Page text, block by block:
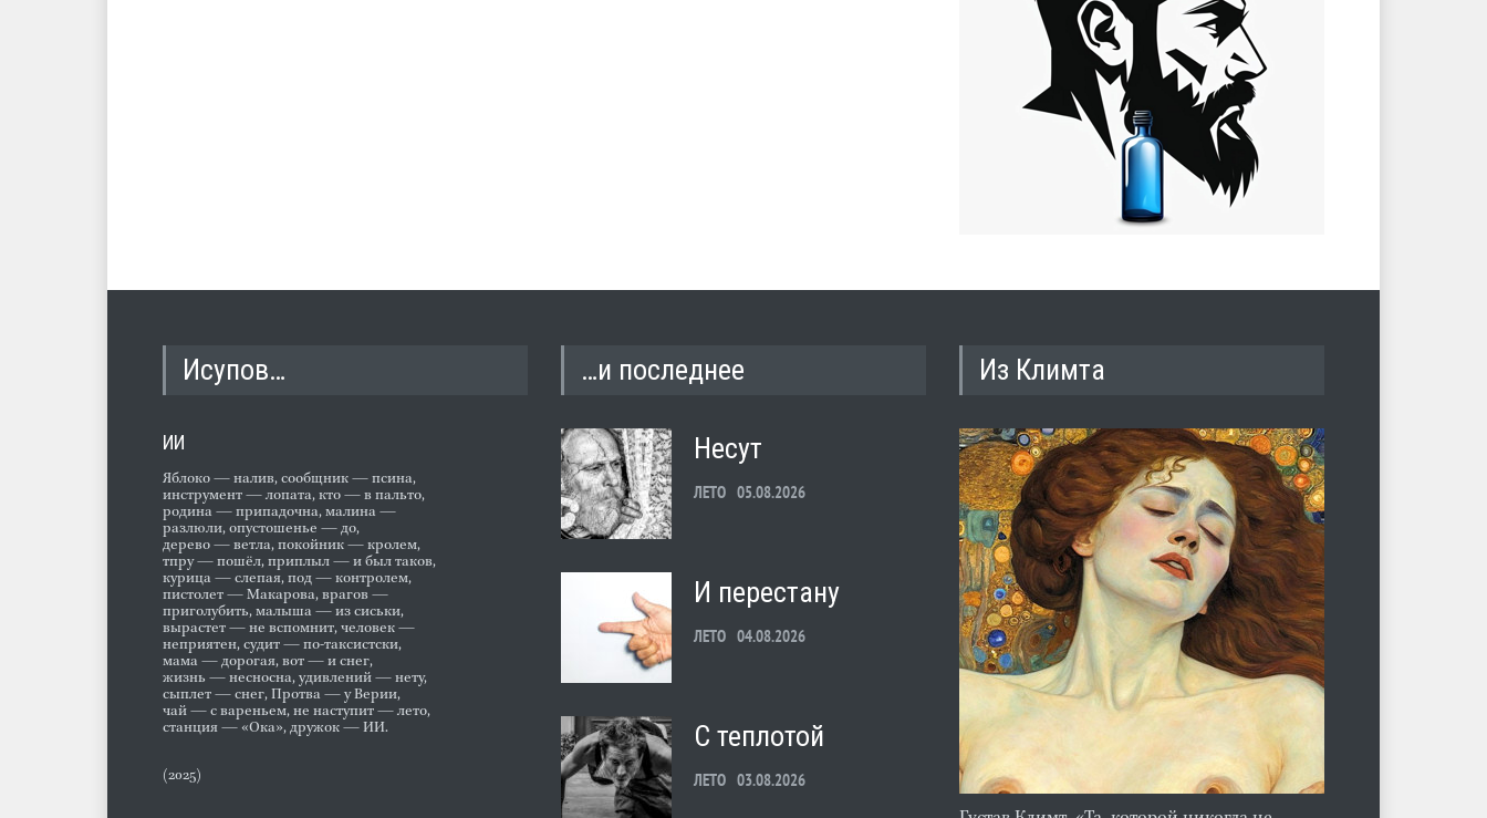
Исупов…
ИИ
Яблоко — налив, сообщник — псина,
инструмент — лопата, кто — в пальто,
родина — припадочна, малина —
разлюли, опустошенье — до,
дерево — ветла, покойник — кролем,
тпру — пошёл, приплыл — и был таков,
курица — слепая, под — контролем,
пистолет — Макарова, врагов —
приголубить, малыша — из сиськи,
вырастет — не вспомнит, человек —
неприятен, судит — по-таксистски,
мама — дорогая, вот — и снег,
жизнь — несносна, удивлений — нету,
сыплет — снег, Протва — у Верии,
чай — с вареньем, не наступит — лето,
станция — «Ока», дружок — ИИ.
(2025)
…и последнее
Несут
ЛЕТО 05.08.2026
И перестану
ЛЕТО 04.08.2026
С теплотой
ЛЕТО 03.08.2026
Из Климта